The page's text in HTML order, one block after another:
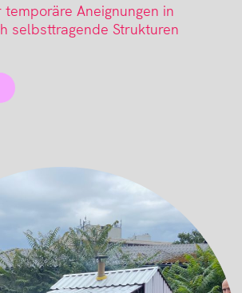
temporäre Aneignungen in
selbsttragende Strukturen